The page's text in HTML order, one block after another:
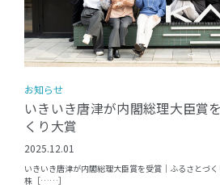
お知らせ
いきいき唐津が内閣総理大臣賞
くり大賞
2025.12.01
いきいき唐津が内閣総理大臣賞を受賞｜ふるさとづ
株［……］